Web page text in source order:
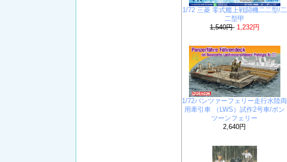
1/72 三菱 零式艦上戦闘機二二型/二
二型甲
1,540円 1,232円
1/72パンツァーフェリー走行水陸両
用牽引車 （LWS）試作2号車/ポン
ツーンフェリー
2,640円